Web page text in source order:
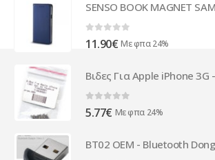
0 out of 5
11.90€ Με φπα 24%
0 out of 5
5.77€ Με φπα 24%